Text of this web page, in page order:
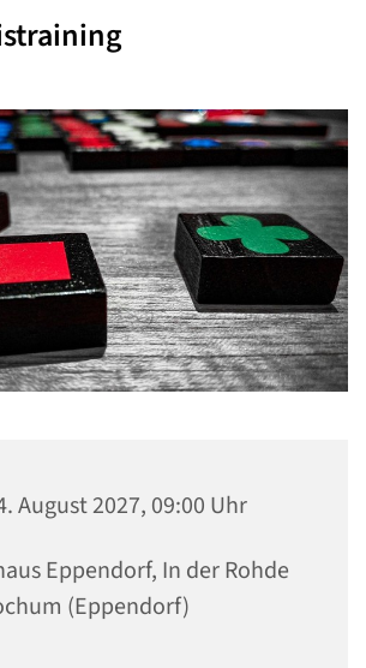
August 2027, 09:00 Uhr
Eppendorf, In der Rohde
(Eppendorf)